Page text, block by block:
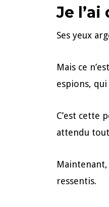
Je
Ses yeux
Mais ce
espions,
C’est cette
attendu
Maintenant,
ressentis.